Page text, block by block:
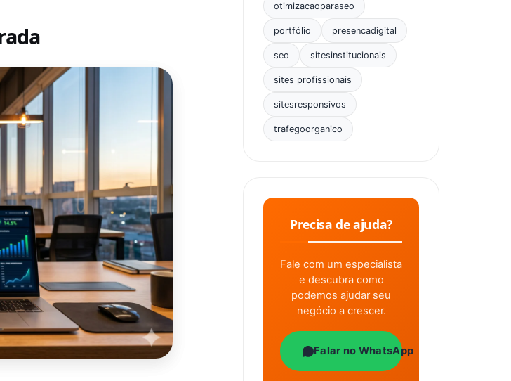
otimizacaoparaseo
portfólio presencadigital
seo sitesinstitucionais
sites profissionais
sitesresponsivos
trafegoorganico
Precisa de ajuda?
Fale com um especialista
e descubra como
podemos ajudar seu
negócio a crescer.
Falar no WhatsApp